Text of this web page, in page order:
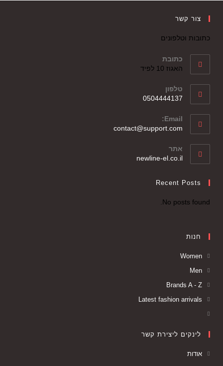
צור קשר
כתובות וטלפונים
כתובת
האגוז 10 לפיד
טלפון
0504444137
Email:
contact@support.com
אתר
newline-el.co.il
Recent Posts
No posts found.
חנות
Women
Men
Brands A - Z
Latest fashion arrivals
לינקים ליצירת קשר
אודות